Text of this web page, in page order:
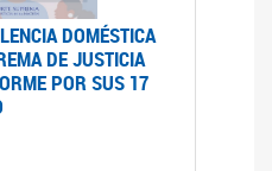
DOMÉSTICA
DE JUSTICIA
POR SUS 17